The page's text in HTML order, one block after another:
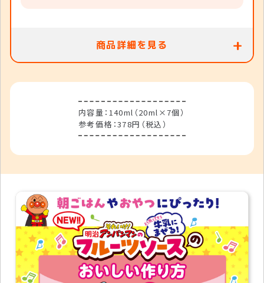
栄養成分表示
エネルギー
8kcal
脂質
0g
炭水化物
2.0g
食塩相当量
0.09g
ビタミンD
1.14～5.66μg
名称
清涼飲料水（希釈用）
原材料名
濃縮いちご果汁（チリ製造）、果糖ぶ
どう糖液糖／安定剤（増粘多糖
類）、酸味料、メタリン酸Na、香料、
甘味料（アセスルファムK、スクラロ
商品詳細を見る
内容量：140ml（20ml×7個）
参考価格：378円（税込）